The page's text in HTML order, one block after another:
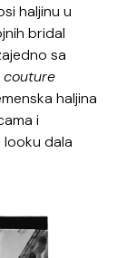
haljinu u
bridal
sa
couture
haljina
i
dala